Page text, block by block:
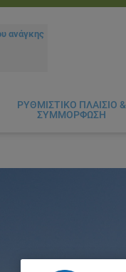
ανάγκης
ΡΥΘΜΙΣΤΙΚΟ ΠΛΑΙΣΙΟ &
ΣΥΜΜΟΡΦΩΣΗ